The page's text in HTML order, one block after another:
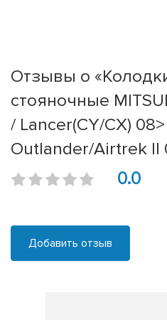
Отзывы о
стояночные
/ Lancer(CY/CX)
Outlander/Airtrek II
0.0
Добавить отзыв